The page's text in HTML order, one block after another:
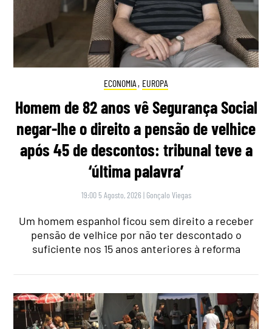
ECONOMIA , EUROPA
Homem de 82 anos vê Segurança Social
negar-lhe o direito a pensão de velhice
após 45 de descontos: tribunal teve a
‘última palavra’
19:00 5 Agosto, 2026 | Gonçalo Viegas
Um homem espanhol ficou sem direito a receber
pensão de velhice por não ter descontado o
suficiente nos 15 anos anteriores à reforma